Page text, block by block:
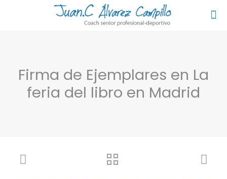
Firma de Ejemplares en La
feria del libro en Madrid